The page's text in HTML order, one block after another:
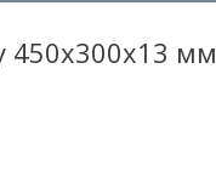
450x300x13 мм